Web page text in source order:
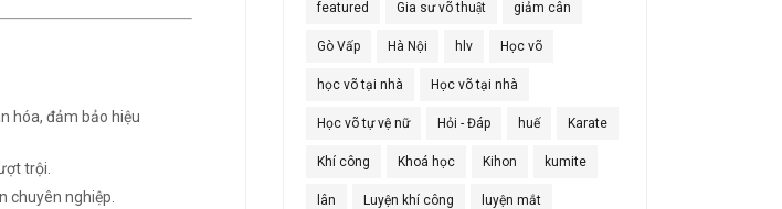
hóa, đảm bảo hiệu
trội.
chuyên nghiệp.
featured Gia sư võ thuật giảm cân
Gò Vấp Hà Nội hlv Học võ
học võ tại nhà Học võ tại nhà
Học võ tự vệ nữ Hỏi - Đáp huế Karate
Khí công Khoá học Kihon kumite
lân Luyện khí công luyện mắt